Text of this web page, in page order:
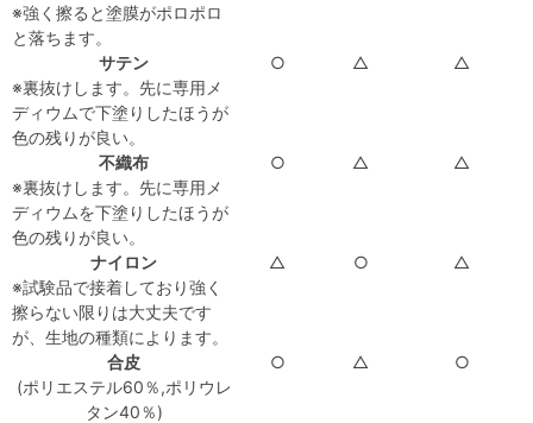
※強く擦ると塗膜がポロポロ
と落ちます。
サテン
※裏抜けします。先に専用メ
ディウムで下塗りしたほうが
色の残りが良い。
○ △ △
不織布
※裏抜けします。先に専用メ
ディウムを下塗りしたほうが
色の残りが良い。
○ △ △
ナイロン
※試験品で接着しており強く
擦らない限りは大丈夫です
が、生地の種類によります。
△ ○ △
合皮
(ポリエステル60％,ポリウレ
タン40％)
○ △ ○